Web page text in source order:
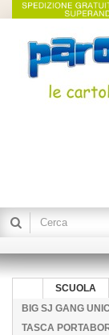
SCUOLA
BIG SJ GANG
TASCA